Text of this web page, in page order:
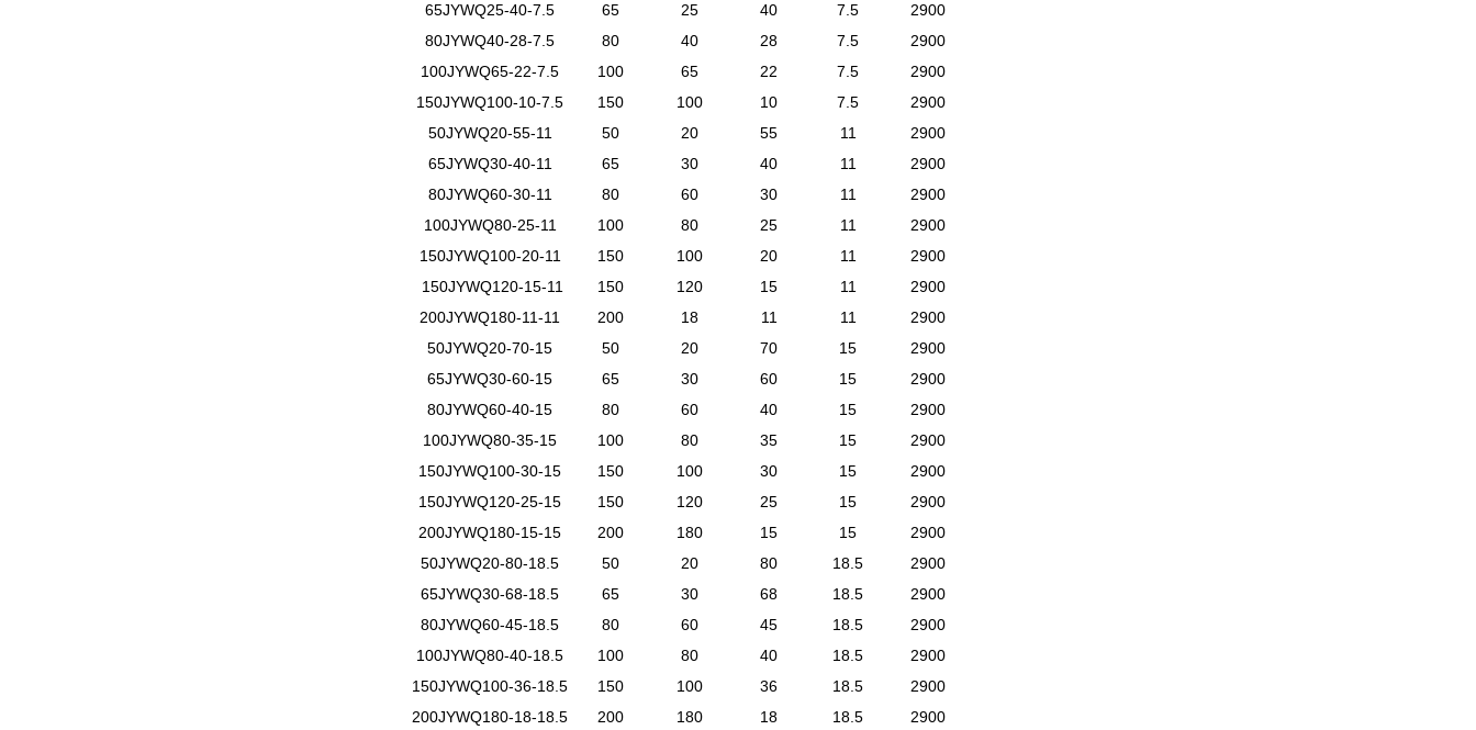
65JYWQ25-40-7.5 65 25 40 7.5
2900
80JYWQ40-28-7.5 80 40 28 7.5
2900
100JYWQ65-22-7.5 100 65 22 7.5
2900
150JYWQ100-10-7.5 150 100 10 7.5
2900
50JYWQ20-55-11 50 20 55 11
2900
65JYWQ30-40-11 65 30 40 11
2900
80JYWQ60-30-11 80 60 30 11
2900
100JYWQ80-25-11 100 80 25 11
2900
150JYWQ100-20-11 150 100 20 11
2900
150JYWQ120-15-11 150 120 15 11
2900
200JYWQ180-11-11 200 18 11 11
2900
50JYWQ20-70-15 50 20 70 15
2900
65JYWQ30-60-15 65 30 60 15
2900
80JYWQ60-40-15 80 60 40 15
2900
100JYWQ80-35-15 100 80 35 15
2900
150JYWQ100-30-15 150 100 30 15
2900
150JYWQ120-25-15 150 120 25 15
2900
200JYWQ180-15-15 200 180 15 15
2900
50JYWQ20-80-18.5 50 20 80 18.5
2900
65JYWQ30-68-18.5 65 30 68 18.5
2900
80JYWQ60-45-18.5 80 60 45 18.5
2900
100JYWQ80-40-18.5 100 80 40 18.5
2900
150JYWQ100-36-18.5 150 100 36 18.5
2900
200JYWQ180-18-18.5 200 180 18 18.5 2900